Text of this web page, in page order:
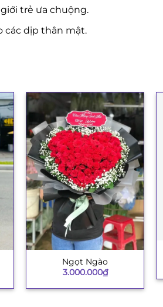
trẻ ưa chuộng.
các dịp thân mật.
Ngọt Ngào
3.000.000₫